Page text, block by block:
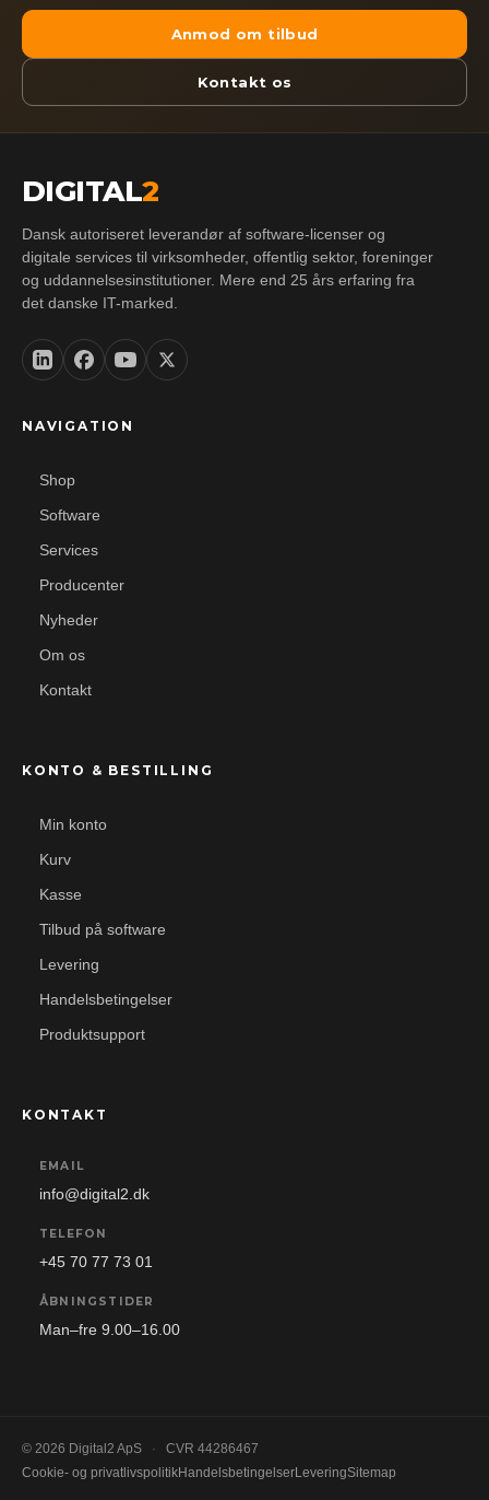
Anmod om tilbud
Kontakt os
DIGITAL2
Dansk autoriseret leverandør af software-licenser og
digitale services til virksomheder, offentlig sektor, foreninger
og uddannelsesinstitutioner. Mere end 25 års erfaring fra
det danske IT-marked.
NAVIGATION
Shop
Software
Services
Producenter
Nyheder
Om os
Kontakt
KONTO & BESTILLING
Min konto
Kurv
Kasse
Tilbud på software
Levering
Handelsbetingelser
Produktsupport
KONTAKT
EMAIL
info@digital2.dk
TELEFON
+45 70 77 73 01
ÅBNINGSTIDER
Man–fre 9.00–16.00
© 2026 Digital2 ApS ·
CVR 44286467
Cookie- og privatlivspolitikHandelsbetingelserLeveringSitemap